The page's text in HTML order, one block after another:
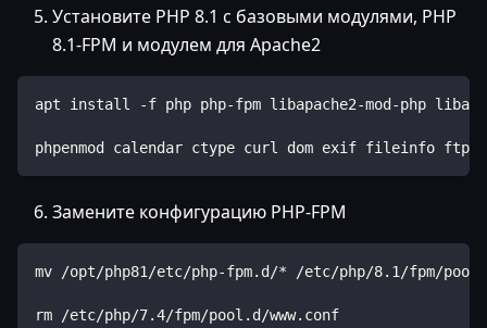
Установите PHP 8.1 с базовыми модулями, PHP
8.1-FPM и модулем для Apache2
apt install -f php php-fpm libapache2-mod-php
phpenmod calendar ctype curl dom exif fileinfo ftp
Замените конфигурацию PHP-FPM
mv /opt/php81/etc/php-fpm.d/* /etc/php/8.1/fpm/
rm /etc/php/7.4/fpm/pool.d/www.conf